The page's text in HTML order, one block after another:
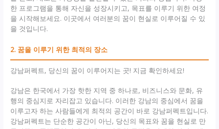
한 프로그램을 통해 자신을 성장시키고, 목표를 이루기 위한 여정
을 시작해보세요. 이곳에서 여러분의 꿈이 현실로 이루어질 수 있
을 것입니다.
2. 꿈을 이루기 위한 최적의 장소
강남퍼펙트, 당신의 꿈이 이루어지는 곳! 지금 확인하세요!
강남은 한국에서 가장 핫한 지역 중 하나로, 비즈니스와 문화, 유
행의 중심지로 자리잡고 있습니다. 이러한 강남의 중심에서 꿈을
이루고자 하는 사람들에게 최적의 공간이 바로 강남퍼펙트입니다.
강남퍼펙트는 단순한 공간이 아닌, 당신의 목표와 꿈을 현실로 만